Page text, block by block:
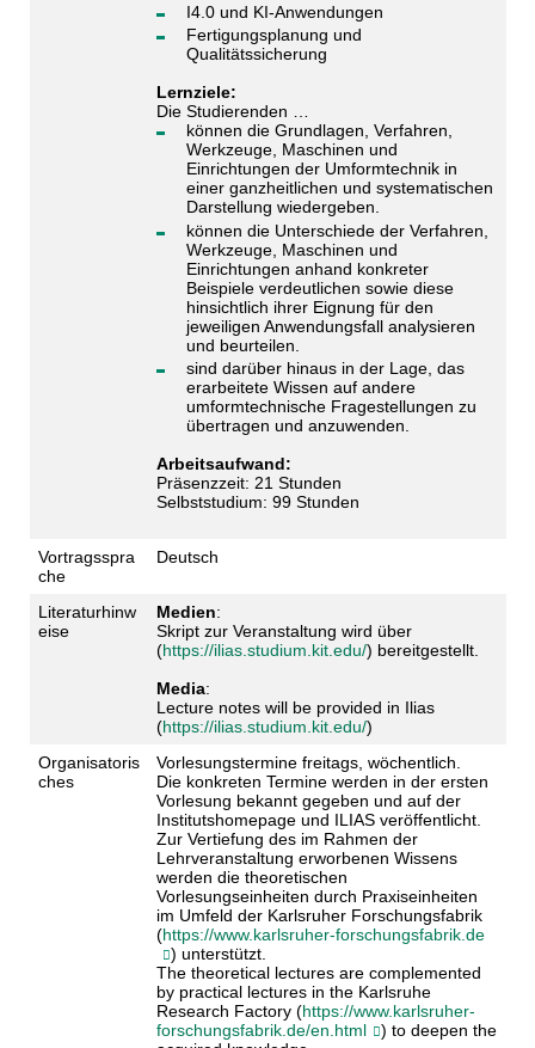
I4.0 und KI-Anwendungen
Fertigungsplanung und
Qualitätssicherung
Lernziele:
Die Studierenden …
können die Grundlagen, Verfahren,
Werkzeuge, Maschinen und
Einrichtungen der Umformtechnik in
einer ganzheitlichen und systematischen
Darstellung wiedergeben.
können die Unterschiede der Verfahren,
Werkzeuge, Maschinen und
Einrichtungen anhand konkreter
Beispiele verdeutlichen sowie diese
hinsichtlich ihrer Eignung für den
jeweiligen Anwendungsfall analysieren
und beurteilen.
sind darüber hinaus in der Lage, das
erarbeitete Wissen auf andere
umformtechnische Fragestellungen zu
übertragen und anzuwenden.
Arbeitsaufwand:
Präsenzzeit: 21 Stunden
Selbststudium: 99 Stunden
Vortragsspra
che
Deutsch
Literaturhinw
eise
Medien:
Skript zur Veranstaltung wird über
(https://ilias.studium.kit.edu/) bereitgestellt.
Media:
Lecture notes will be provided in Ilias
(https://ilias.studium.kit.edu/)
Organisatoris
ches
Vorlesungstermine freitags, wöchentlich.
Die konkreten Termine werden in der ersten
Vorlesung bekannt gegeben und auf der
Institutshomepage und ILIAS veröffentlicht.
Zur Vertiefung des im Rahmen der
Lehrveranstaltung erworbenen Wissens
werden die theoretischen
Vorlesungseinheiten durch Praxiseinheiten
im Umfeld der Karlsruher Forschungsfabrik
(https://www.karlsruher-forschungsfabrik.de
) unterstützt.
The theoretical lectures are complemented
by practical lectures in the Karlsruhe
Research Factory (https://www.karlsruher-
forschungsfabrik.de/en.html
) to deepen the